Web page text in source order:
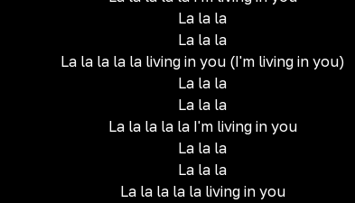
La la la
La la la
La la la la la living in you (I'm living in you)
La la la
La la la
La la la la la I'm living in you
La la la
La la la
La la la la la living in you